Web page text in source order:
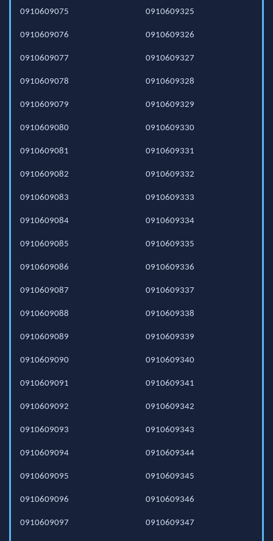
0910609075
0910609076
0910609077
0910609078
0910609079
0910609080
0910609081
0910609082
0910609083
0910609084
0910609085
0910609086
0910609087
0910609088
0910609089
0910609090
0910609091
0910609092
0910609093
0910609094
0910609095
0910609096
0910609097
0910609325
0910609326
0910609327
0910609328
0910609329
0910609330
0910609331
0910609332
0910609333
0910609334
0910609335
0910609336
0910609337
0910609338
0910609339
0910609340
0910609341
0910609342
0910609343
0910609344
0910609345
0910609346
0910609347